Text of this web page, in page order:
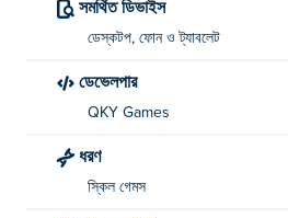
সমর্থিত ডিভাইস
ডেস্কটপ, ফোন ও ট্যাবলেট
ডেভেলপার
QKY Games
ধরণ
স্কিল গেমস